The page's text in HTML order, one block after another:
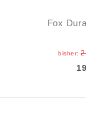
Fox
bisher: